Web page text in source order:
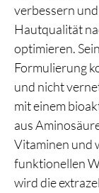
verbessern
Hautqualität
optimieren.
Formulierung
und nicht
mit einem
aus
Vitaminen und
funktionellen
wird die